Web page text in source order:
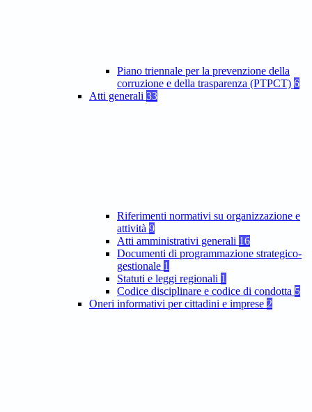
Piano triennale per la prevenzione della
corruzione e della trasparenza (PTPCT) 6
Atti generali 33
Riferimenti normativi su organizzazione e
attività 9
Atti amministrativi generali 16
Documenti di programmazione strategico-
gestionale 1
Statuti e leggi regionali 1
Codice disciplinare e codice di condotta 5
Oneri informativi per cittadini e imprese 2